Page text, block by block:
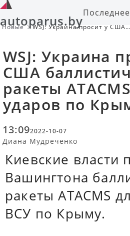
autoparus.byПоследнее
Новые
WSJ: Украина просит у США
WSJ: Украина
США
ракеты
ударов по
13:092022-10-07
Диана Мудреченко
Киевские власти
Вашингтона
ракеты ATACMS
ВСУ по Крыму.